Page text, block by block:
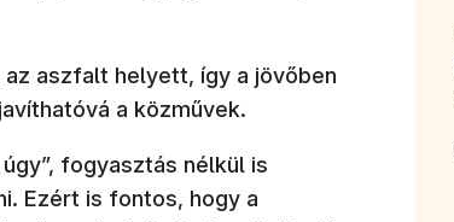
aszfalt helyett, így a jövőben
a közművek.
fogyasztás nélkül is
Ezért is fontos, hogy a